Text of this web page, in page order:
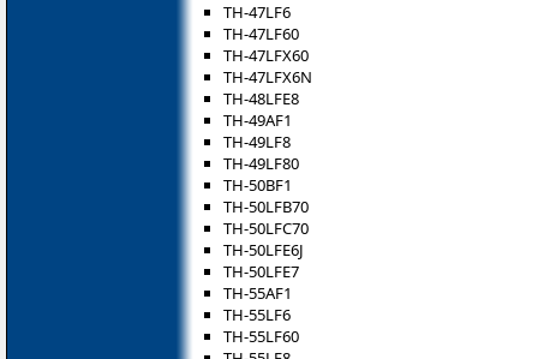
TH-47LF6
TH-47LF60
TH-47LFX60
TH-47LFX6N
TH-48LFE8
TH-49AF1
TH-49LF8
TH-49LF80
TH-50BF1
TH-50LFB70
TH-50LFC70
TH-50LFE6J
TH-50LFE7
TH-55AF1
TH-55LF6
TH-55LF60